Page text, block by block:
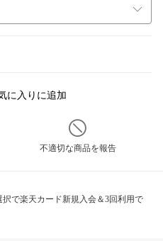
に入りに追加
不適切な商品を報告
択で楽天カード新規入会＆3回利用で